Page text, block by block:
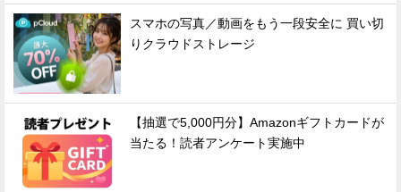
スマホの写真／動画をもう一段安全に 買い切
りクラウドストレージ
【抽選で5,000円分】Amazonギフトカードが
当たる！読者アンケート実施中